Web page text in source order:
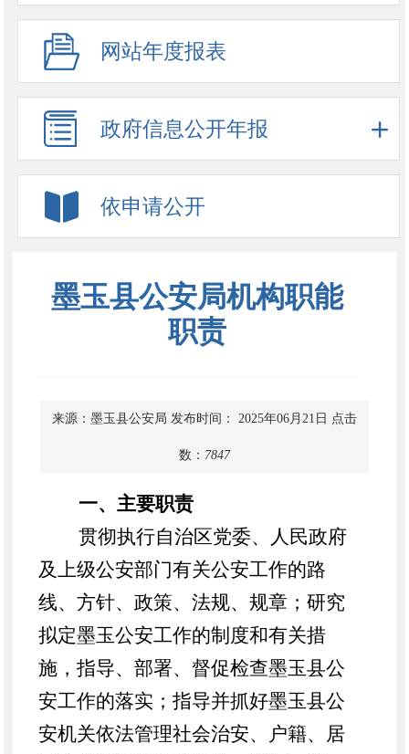
网站年度报表
政府信息公开年报
依申请公开
墨玉县公安局机构职能
职责
来源：墨玉县公安局 发布时间： 2025年06月21日 点击
数： 7847
一、主要职责
贯彻执行自治区党委、人民政府
及上级公安部门有关公安工作的路
线、方针、政策、法规、规章；研究
拟定墨玉公安工作的制度和有关措
施，指导、部署、督促检查墨玉县公
安工作的落实；指导并抓好墨玉县公
安机关依法管理社会治安、户籍、居